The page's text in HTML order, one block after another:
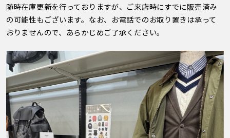
随時在庫更新を行っておりますが、ご来店時にすでに販売済み
の可能性もございます。なお、お電話でのお取り置きは承って
おりませんので、あらかじめご了承ください。